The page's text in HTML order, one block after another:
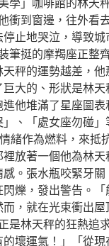
到窗邊，往外
止地哭泣，導致
挺的摩羯座正
秤的運勢越差，
大的、形狀是林
他堆滿了星座圖
、「處女座勿碰
緒作為燃料，來
放著一個他為林
。張水瓶咬緊牙關
爍，發出警告。
，就在光束衝出
是林天秤的狂熱
壞運氣！」「從